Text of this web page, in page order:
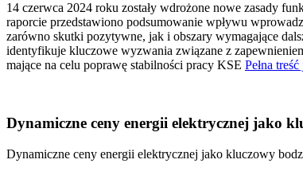
14 czerwca 2024 roku zostały wdrożone nowe zasady
raporcie przedstawiono podsumowanie wpływu
zarówno skutki pozytywne, jak i obszary wymagające
identyfikuje kluczowe wyzwania związane z
mające na celu poprawę stabilności pracy KSE Pełna
Dynamiczne ceny energii elektrycznej jako
Dynamiczne ceny energii elektrycznej jako kluczowy